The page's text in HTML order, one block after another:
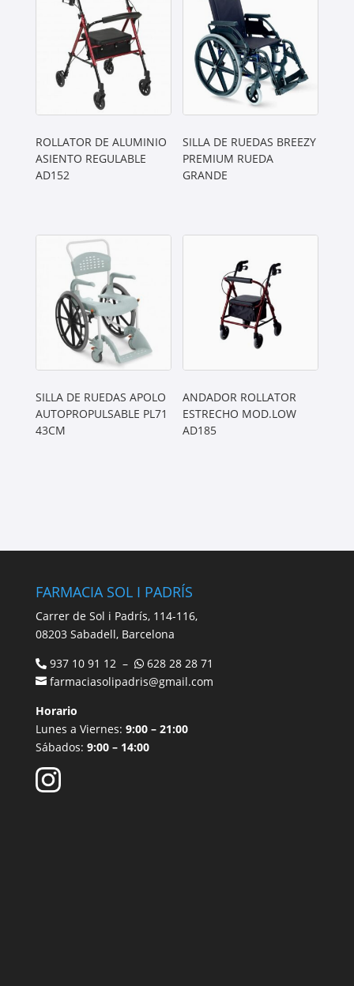
ROLLATOR DE ALUMINIO
ASIENTO REGULABLE
AD152
SILLA DE RUEDAS BREEZY
PREMIUM RUEDA
GRANDE
SILLA DE RUEDAS APOLO
AUTOPROPULSABLE PL71
43CM
ANDADOR ROLLATOR
ESTRECHO MOD.LOW
AD185
FARMACIA SOL I PADRÍS
Carrer de Sol i Padrís, 114-116,
08203 Sabadell, Barcelona
937 10 91 12 –
628 28 28 71
farmaciasolipadris@gmail.com
Horario
Lunes a Viernes: 9:00 – 21:00
Sábados: 9:00 – 14:00